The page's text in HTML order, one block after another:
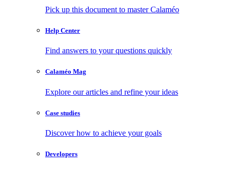
Pick up this document to master Calaméo
Help Center
Find answers to your questions quickly
Calaméo Mag
Explore our articles and refine your ideas
Case studies
Discover how to achieve your goals
Developers